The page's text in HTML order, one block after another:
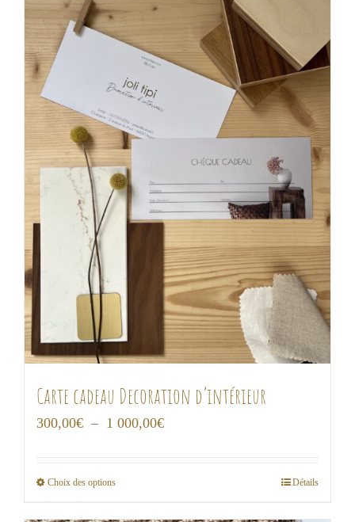
Carte cadeau Decoration d’intérieur
300,00€ – 1 000,00€Plage
Choix des optionsCe
Détails